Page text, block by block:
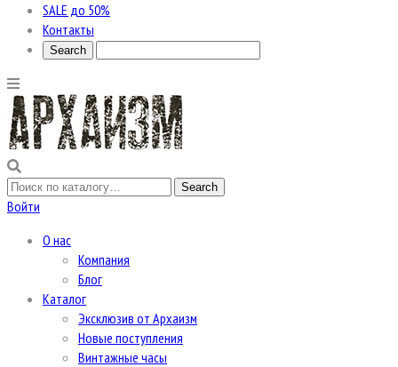
SALE до 50%
Контакты
Войти
О нас
Компания
Блог
Каталог
Эксклюзив от Архаизм
Новые поступления
Винтажные часы